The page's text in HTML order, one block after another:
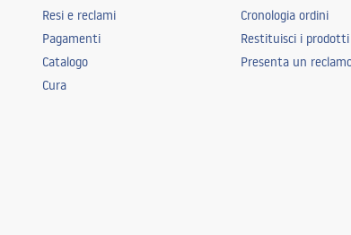
Resi e reclami
Pagamenti
Catalogo
Cura
Cronologia ordini
Restituisci i prodotti
Presenta un